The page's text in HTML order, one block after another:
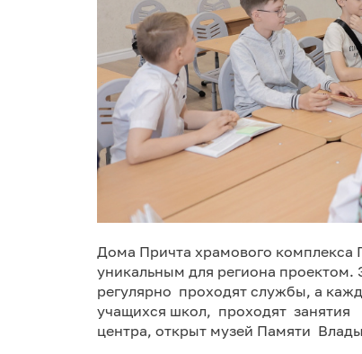
Дома Причта храмового комплекса
уникальным для региона проектом.
регулярно проходят службы, а
учащихся школ, проходят занятия
центра, открыт музей Памяти